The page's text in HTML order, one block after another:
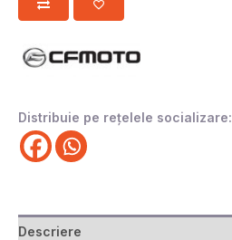
Distribuie pe rețelele socializare:
Descriere